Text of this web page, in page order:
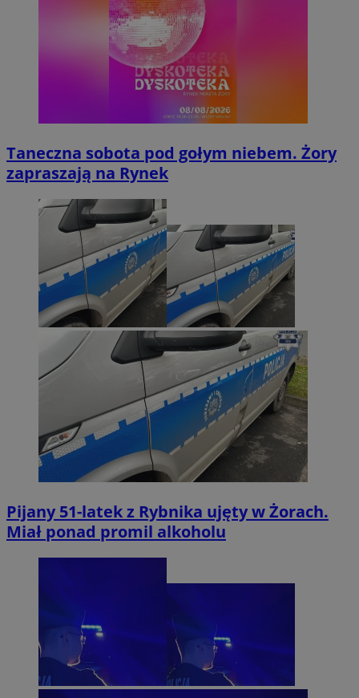
Taneczna sobota pod gołym niebem. Żory
zapraszają na Rynek
Pijany 51-latek z Rybnika ujęty w Żorach.
Miał ponad promil alkoholu